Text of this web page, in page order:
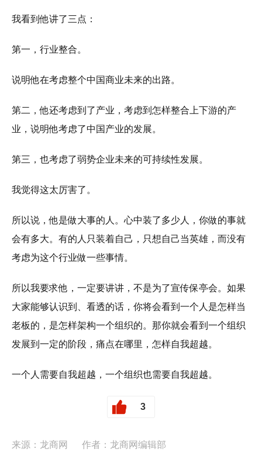
我看到他讲了三点：
第一，行业整合。
说明他在考虑整个中国商业未来的出路。
第二，他还考虑到了产业，考虑到怎样整合上下游的产
业，说明他考虑了中国产业的发展。
第三，也考虑了弱势企业未来的可持续性发展。
我觉得这太厉害了。
所以说，他是做大事的人。心中装了多少人，你做的事就
会有多大。有的人只装着自己，只想自己当英雄，而没有
考虑为这个行业做一些事情。
所以我要求他，一定要讲讲，不是为了宣传保亭会。如果
大家能够认识到、看透的话，你将会看到一个人是怎样当
老板的，是怎样架构一个组织的。那你就会看到一个组织
发展到一定的阶段，痛点在哪里，怎样自我超越。
一个人需要自我超越，一个组织也需要自我超越。
3
来源：龙商网 作者：龙商网编辑部